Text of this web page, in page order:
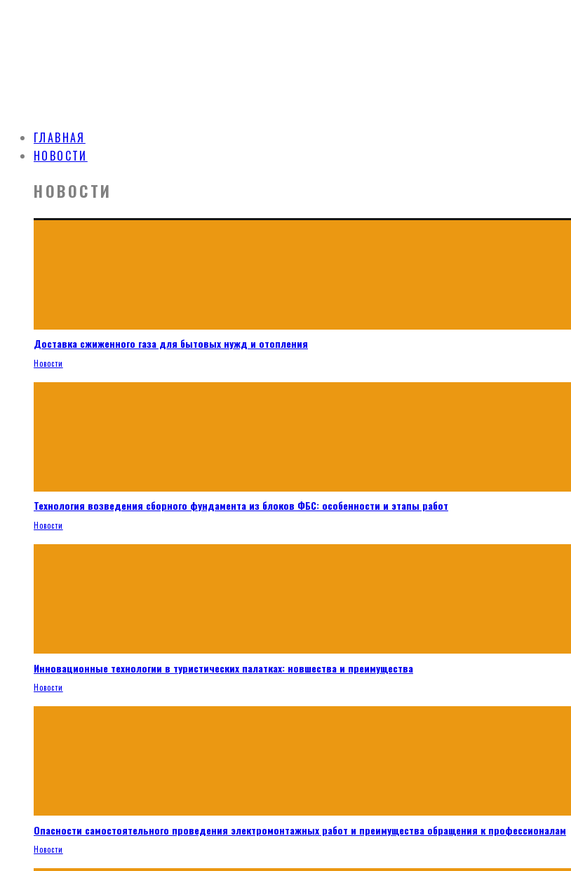
ГЛАВНАЯ
НОВОСТИ
НОВОСТИ
Доставка сжиженного газа для бытовых нужд и отопления
Новости
Технология возведения сборного фундамента из блоков ФБС: особенности и этапы работ
Новости
Инновационные технологии в туристических палатках: новшества и преимущества
Новости
Опасности самостоятельного проведения электромонтажных работ и преимущества обращения к профессионалам
Новости